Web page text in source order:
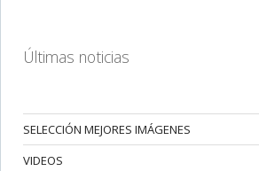
Últimas noticias
SELECCIÓN MEJORES IMÁGENES
VIDEOS